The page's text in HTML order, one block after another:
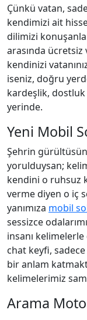
Çünkü vatan,
kendimizi ait
dilimizi
arasında
kendinizi
iseniz, doğru
kardeşlik, dostluk
yerinde.
Yeni Mobil
Şehrin
yorulduysan;
kendini o ruhsuz
verme diyen o iç
yanımıza mobil
sessizce
insanı kelimelerle
chat keyfi,
bir anlam
kelimelerimiz
Arama